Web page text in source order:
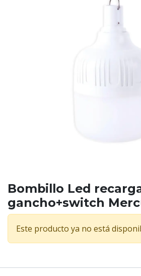
Bombillo Led
gancho+switch
Este producto ya no está